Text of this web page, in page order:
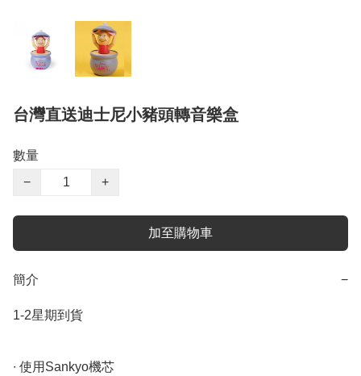
台灣直送迪士尼小豬頭轉音樂盒
數量
−
+
加至購物車
簡介 −
1-2星期到貨
∙ 使用Sankyo機芯